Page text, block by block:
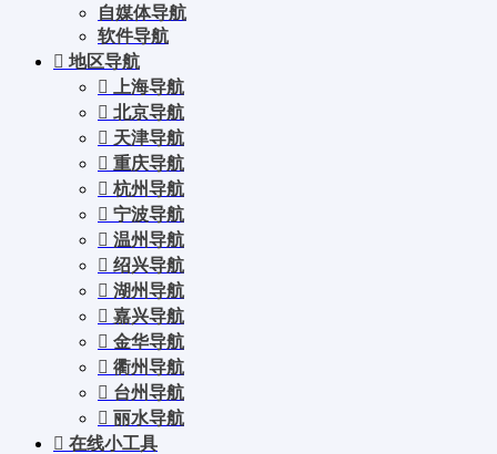
自媒体导航
软件导航
地区导航
上海导航
北京导航
天津导航
重庆导航
杭州导航
宁波导航
温州导航
绍兴导航
湖州导航
嘉兴导航
金华导航
衢州导航
台州导航
丽水导航
在线小工具